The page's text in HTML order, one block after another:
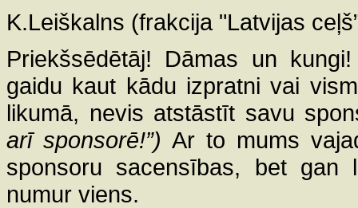
K.Leiškalns (frakcija "Latvijas
Priekšsēdētāj! Dāmas un
gaidu kaut kādu izpratni vai
likumā, nevis atstāstīt savu
arī sponsorē!”) Ar to mums
sponsoru sacensības, bet gan
numur viens.